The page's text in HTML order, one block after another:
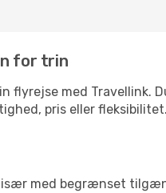
for trin
flyrejse med Travellink.
pris eller
med begrænset